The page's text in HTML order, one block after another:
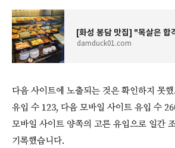
damduck01.com
다음 사이트에 노출되는 것은 확인하지 못
유입 수 123, 다음 모바일 사이트 유입 수
모바일 사이트 양쪽의 고른 유입으로 일간
기록했습니다.